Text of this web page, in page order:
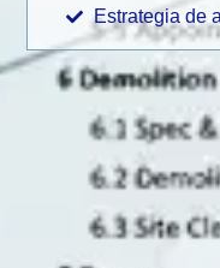
Estrategia de